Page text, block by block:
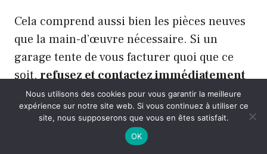
Cela comprend aussi bien les pièces neuves
que la main-d’œuvre nécessaire. Si un
garage tente de vous facturer quoi que ce
soit,refusez et contactez immédiatement
le service clientde la marque de votre
voiture.
Où trouver les informations pour savoir
Nous utilisons des cookies pour vous garantir la meilleure
expérience sur notre site web. Si vous continuez à utiliser ce
site, nous supposerons que vous en êtes satisfait.
OK